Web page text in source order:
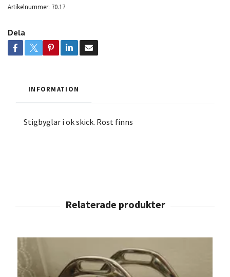
Artikelnummer: 70.17
Dela
INFORMATION
Stigbyglar i ok skick. Rost finns